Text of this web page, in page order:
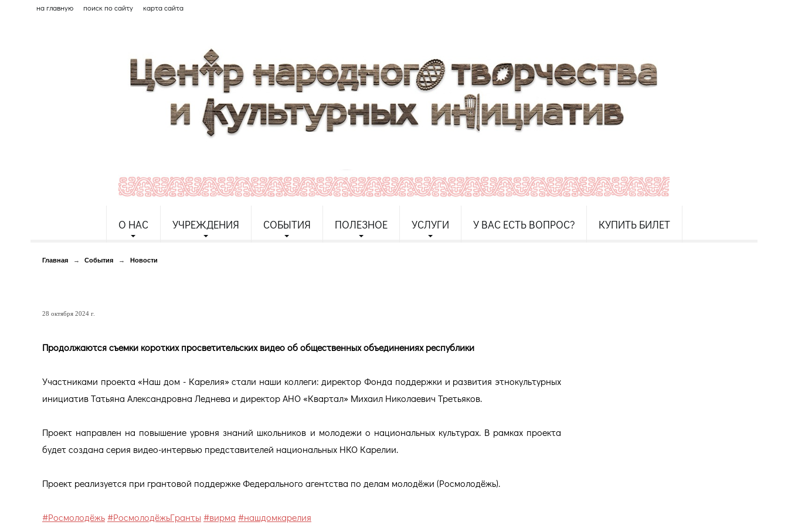
на главную поиск по сайту карта сайта
О НАС УЧРЕЖДЕНИЯ СОБЫТИЯ ПОЛЕЗНОЕ УСЛУГИ У ВАС ЕСТЬ ВОПРОС? КУПИТЬ БИЛЕТ
Главная → События → Новости
28 октября 2024 г.
Продолжаются съемки коротких просветительских видео об общественных объединениях республики
Участниками проекта «Наш дом - Карелия» стали наши коллеги: директор Фонда поддержки и развития этнокультурных
инициатив Татьяна Александровна Леднева и директор АНО «Квартал» Михаил Николаевич Третьяков.
Проект направлен на повышение уровня знаний школьников и молодежи о национальных культурах. В рамках проекта
будет создана серия видео-интервью представителей национальных НКО Карелии.
Проект реализуется при грантовой поддержке Федерального агентства по делам молодёжи (Росмолодёжь).
#Росмолодёжь #РосмолодёжьГранты #вирма #нашдомкарелия